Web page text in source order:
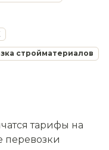
стройматериалов
тарифы на
перевозки